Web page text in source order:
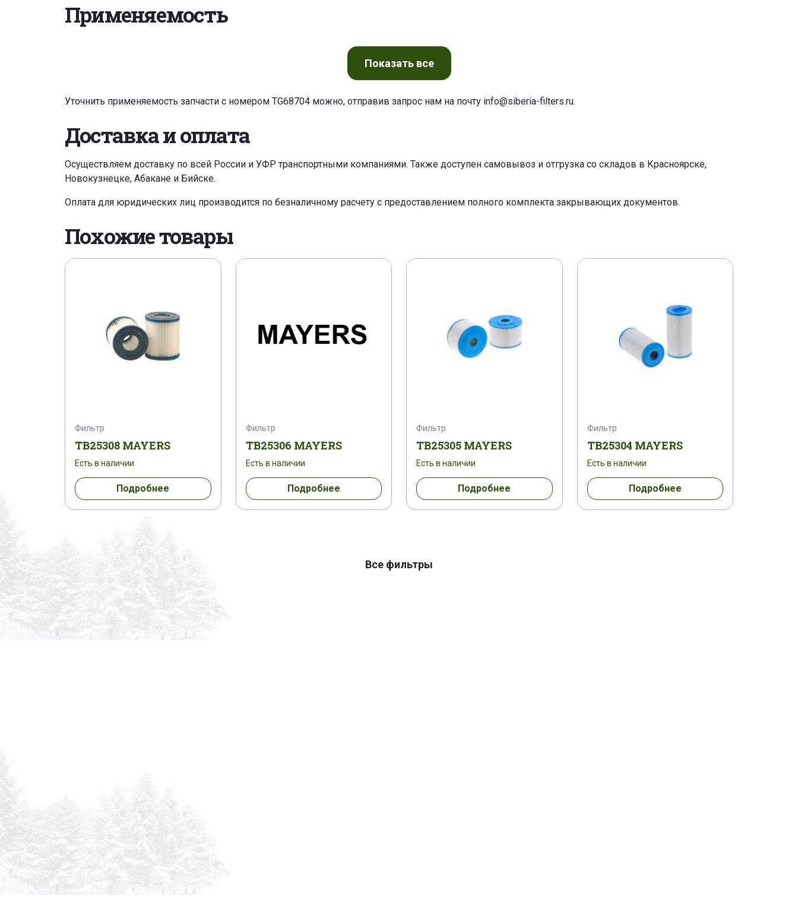
Применяемость
Показатьвсе
Уточнить применяемость запчасти с номером TG68704 можно, отправив запрос нам на почту info@siberia-filters.ru.
Доставка и оплата
Осуществляем доставку по всей России и УФР транспортными компаниями. Также доступен самовывоз и отгрузка со складов в Красноярске,
Новокузнецке, Абакане и Бийске.
Оплата для юридических лиц производится по безналичному расчету с предоставлением полного комплекта закрывающих документов.
Похожие товары
Фильтр
TB25308 MAYERS
Есть в наличии
Подробнее
Фильтр
TB25306 MAYERS
Есть в наличии
Подробнее
Фильтр
TB25305 MAYERS
Есть в наличии
Подробнее
Фильтр
TB25304 MAYERS
Есть в наличии
Подробнее
Все фильтры